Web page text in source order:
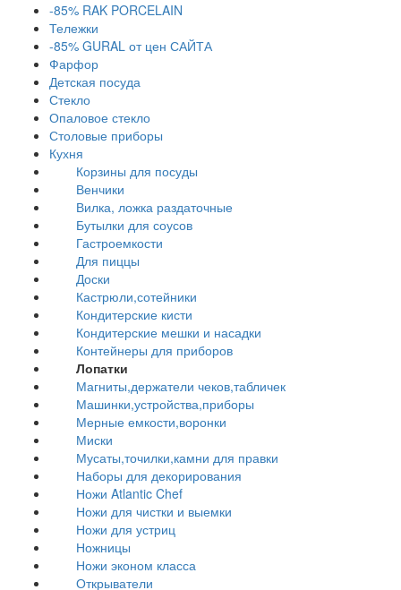
-85% RAK PORCELAIN
Тележки
-85% GURAL от цен САЙТА
Фарфор
Детская посуда
Стекло
Опаловое стекло
Столовые приборы
Кухня
Корзины для посуды
Венчики
Вилка, ложка раздаточные
Бутылки для соусов
Гастроемкости
Для пиццы
Доски
Кастрюли,сотейники
Кондитерские кисти
Кондитерские мешки и насадки
Контейнеры для приборов
Лопатки
Магниты,держатели чеков,табличек
Машинки,устройства,приборы
Мерные емкости,воронки
Миски
Мусаты,точилки,камни для правки
Наборы для декорирования
Ножи Atlantic Chef
Ножи для чистки и выемки
Ножи для устриц
Ножницы
Ножи эконом класса
Открыватели